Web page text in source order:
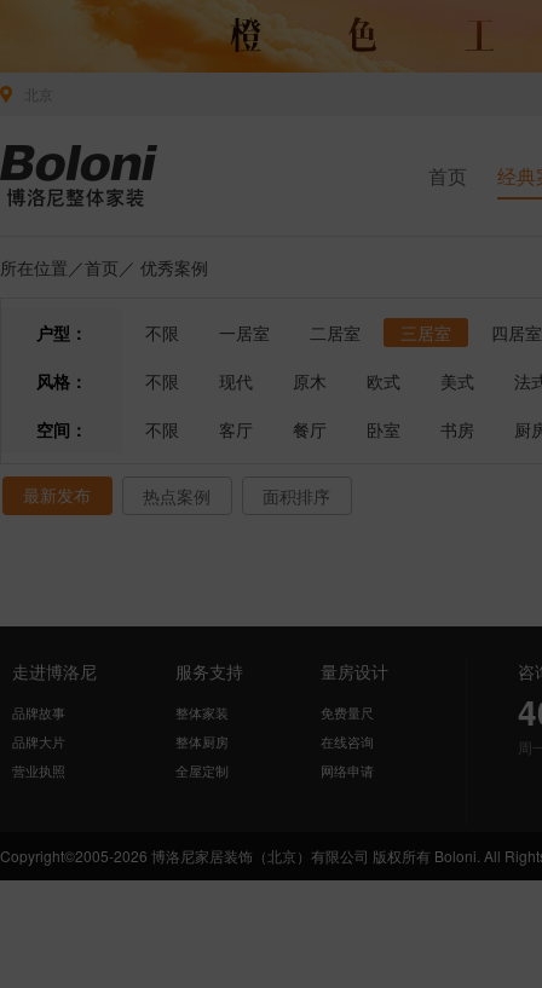
首页 经典
所在位置／首页 ／ 优秀案例
户型： 不限 一居室 二居室 三居室
四居室
风格：
不限 现代 原木 欧式 美式
法
空间：
不限 客厅 餐厅 卧室 书房 厨
最新发布 热点案例 面积排序
走进博洛尼
品牌故事
品牌大片
营业执照
服务支持
整体家装
整体厨房
全屋定制
量房设计
免费量尺
在线咨询
网络申请
咨
周
Copyright©2005-2026 博洛尼家居装饰（北京）有限公司 版权所有 Boloni. All